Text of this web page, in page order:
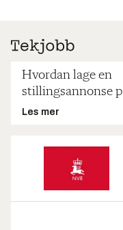
Hvordan lage en
stillingsannonse
Les mer